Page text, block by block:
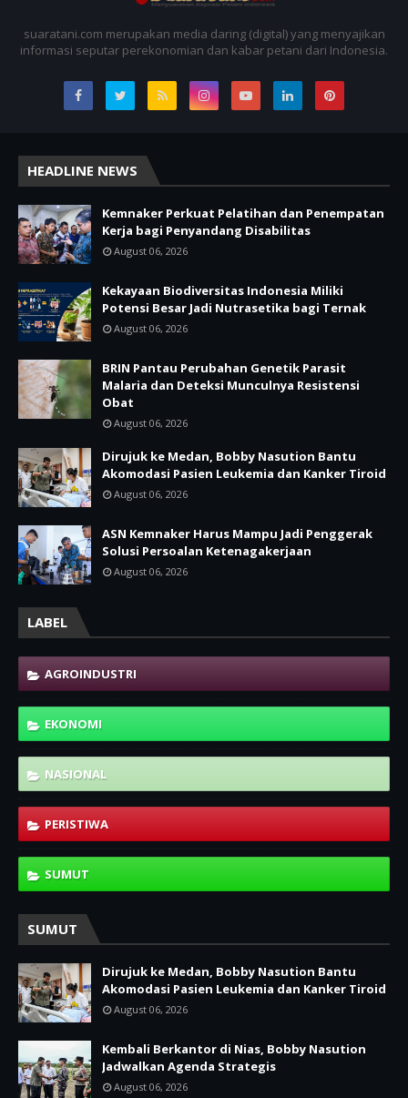
suaratani.com merupakan media daring (digital) yang menyajikan
informasi seputar perekonomian dan kabar petani dari Indonesia.
HEADLINE NEWS
Kemnaker Perkuat Pelatihan dan Penempatan
Kerja bagi Penyandang Disabilitas
August 06, 2026
Kekayaan Biodiversitas Indonesia Miliki
Potensi Besar Jadi Nutrasetika bagi Ternak
August 06, 2026
BRIN Pantau Perubahan Genetik Parasit
Malaria dan Deteksi Munculnya Resistensi
Obat
August 06, 2026
Dirujuk ke Medan, Bobby Nasution Bantu
Akomodasi Pasien Leukemia dan Kanker Tiroid
August 06, 2026
ASN Kemnaker Harus Mampu Jadi Penggerak
Solusi Persoalan Ketenagakerjaan
August 06, 2026
LABEL
AGROINDUSTRI
EKONOMI
NASIONAL
PERISTIWA
SUMUT
SUMUT
Dirujuk ke Medan, Bobby Nasution Bantu
Akomodasi Pasien Leukemia dan Kanker Tiroid
August 06, 2026
Kembali Berkantor di Nias, Bobby Nasution
Jadwalkan Agenda Strategis
August 06, 2026